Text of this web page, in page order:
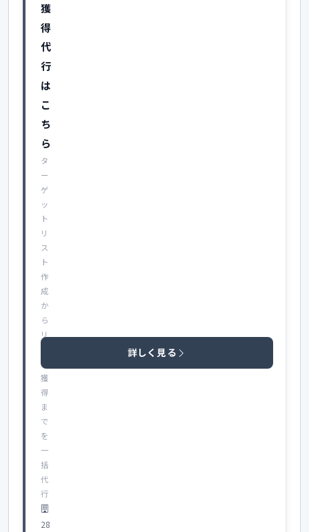
獲
得
代
行
は
こ
ち
ら
タ
ー
ゲ
ッ
ト
リ
ス
ト
作
成
か
ら
リ
ド
獲
得
ま
で
を
一
括
代
行
28
詳しく見る